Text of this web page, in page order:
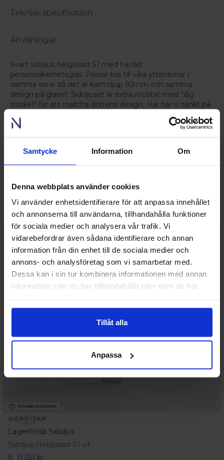
Samtycke Information Om
Denna webbplats använder cookies
Vi använder enhetsidentifierare för att anpassa innehållet
och annonserna till användarna, tillhandahålla funktioner
för sociala medier och analysera vår trafik. Vi
vidarebefordrar även sådana identifierare och annan
information från din enhet till de sociala medier och
annons- och analysföretag som vi samarbetar med.
Dessa kan i sin tur kombinera informationen med annan
information som du har tillhandahållit eller som de har
Tillåt alla
Anpassa
Teknisk specifikation
Anvisningar
Svart sidoljus helglasad S1 med härdat
personsäkerhetsglas. Passar bra till våra ytterdörrar i
samma serie då det är karmdjup 92mm och samma
design på glaset. Sidoljuset är extrautrustat med ”låg
tröskel” för att matcha dörrens design. Här har vi tänkt på
allt för att du ska få ett sidoljus som smälter ihop med din
dörr så det ser ut som att det är i ett stycke.
Levereras som lös enhet.
Relaterade produkter
SNABB LEVERANS
Lagerförda Sidoljus
Sidoljus Helglasad S1 vit
fr. 11 351 kr